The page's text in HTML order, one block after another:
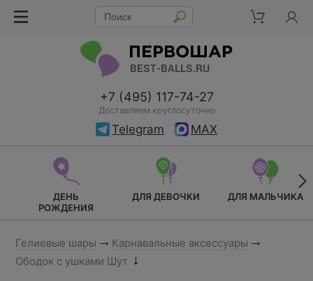
+7 (495) 117-74-27
Доставляем круглосуточно
Telegram MAX
ДЕНЬ
РОЖДЕНИЯ
ДЛЯ ДЕВОЧКИ ДЛЯ МАЛЬЧИКА
Гелиевые шары
Карнавальные аксессуары
Ободок с ушками Шут